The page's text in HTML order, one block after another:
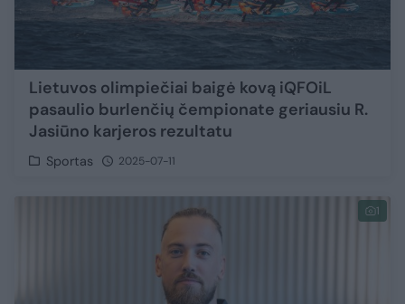
Lietuvos olimpiečiai baigė kovą iQFOiL
pasaulio burlenčių čempionate geriausiu R.
Jasiūno karjeros rezultatu
Sportas 2025-07-11
1